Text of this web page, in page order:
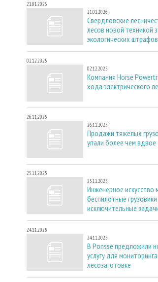
21.01.2026
21.01.2026
Свердловские
лесов новой техникой
экологических штрафов
02.12.2025
02.12.2025
Компания Horse
хода электрического
26.11.2025
26.11.2025
Продажи тяжелых
упали более чем вдвое
25.11.2025
25.11.2025
Инженерное искусство
беспилотные
исключительные
24.11.2025
24.11.2025
В Ponsse предложили
услугу для
лесозаготовке